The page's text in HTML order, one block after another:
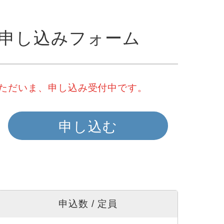
し込みフォーム
だいま、申し込み受付中です。
申し込む
申込数 / 定員